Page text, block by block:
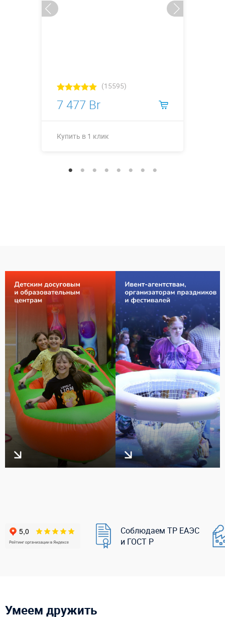
(15595)
7 477 Br
Купить в 1 клик
Соблюдаем ТР ЕАЭС
и ГОСТ Р
Умеем дружить